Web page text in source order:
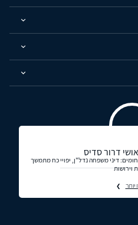
דרור סדיס
דיני משפחה נדל"ן, יפויי כח מתמשך
וירושות
יותר